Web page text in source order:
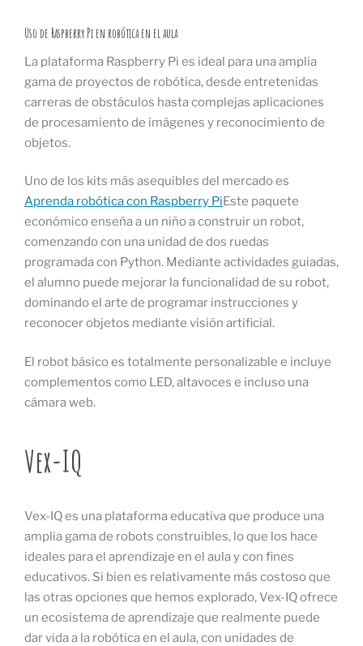
Uso de Raspberry Pi en robótica en el aula
La plataforma Raspberry Pi es ideal para una amplia
gama de proyectos de robótica, desde entretenidas
carreras de obstáculos hasta complejas aplicaciones
de procesamiento de imágenes y reconocimiento de
objetos.
Uno de los kits más asequibles del mercado es
Aprenda robótica con Raspberry PiEste paquete
económico enseña a un niño a construir un robot,
comenzando con una unidad de dos ruedas
programada con Python. Mediante actividades guiadas,
el alumno puede mejorar la funcionalidad de su robot,
dominando el arte de programar instrucciones y
reconocer objetos mediante visión artificial.
El robot básico es totalmente personalizable e incluye
complementos como LED, altavoces e incluso una
cámara web.
Vex-IQ
Vex-IQ es una plataforma educativa que produce una
amplia gama de robots construibles, lo que los hace
ideales para el aprendizaje en el aula y con fines
educativos. Si bien es relativamente más costoso que
las otras opciones que hemos explorado, Vex-IQ ofrece
un ecosistema de aprendizaje que realmente puede
dar vida a la robótica en el aula, con unidades de